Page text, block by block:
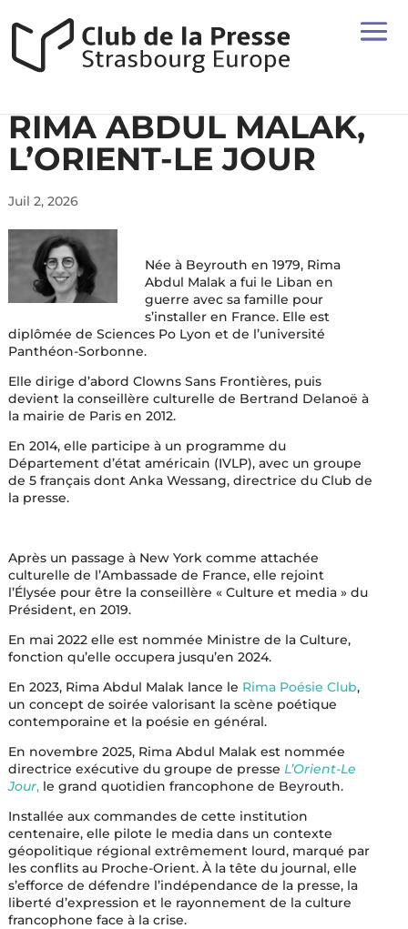
RIMA ABDUL MALAK,
L’ORIENT-LE JOUR
Juil 2, 2026
Née à Beyrouth en 1979, Rima
Abdul Malak a fui le Liban en
guerre avec sa famille pour
s’installer en France. Elle est
diplômée de Sciences Po Lyon et de l’université
Panthéon-Sorbonne.
Elle dirige d’abord Clowns Sans Frontières, puis
devient la conseillère culturelle de Bertrand Delanoë à
la mairie de Paris en 2012.
En 2014, elle participe à un programme du
Département d’état américain (IVLP), avec un groupe
de 5 français dont Anka Wessang, directrice du Club de
la presse.
Après un passage à New York comme attachée
culturelle de l’Ambassade de France, elle rejoint
l’Élysée pour être la conseillère « Culture et media » du
Président, en 2019.
En mai 2022 elle est nommée Ministre de la Culture,
fonction qu’elle occupera jusqu’en 2024.
En 2023, Rima Abdul Malak lance le Rima Poésie Club,
un concept de soirée valorisant la scène poétique
contemporaine et la poésie en général.
En novembre 2025, Rima Abdul Malak est nommée
directrice exécutive du groupe de presse L’Orient-Le
Jour,le grand quotidien francophone de Beyrouth.
Installée aux commandes de cette institution
centenaire, elle pilote le media dans un contexte
géopolitique régional extrêmement lourd, marqué par
les conflits au Proche-Orient. À la tête du journal, elle
s’efforce de défendre l’indépendance de la presse, la
liberté d’expression et le rayonnement de la culture
francophone face à la crise.